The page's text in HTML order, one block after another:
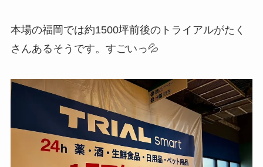
本場の福岡では約1500坪前後のトライアルがたく
さんあるそうです。すごいっ💦